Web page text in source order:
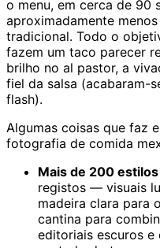
o menu, em cerca de 90
aproximadamente
tradicional. Todo o
fazem um taco parecer
brilho no al pastor, a
fiel da salsa (acabaram-
flash).
Algumas coisas que faz
fotografia de comida
Mais de 200 estilos
registos — visuais
madeira clara para
cantina para
editoriais escuros